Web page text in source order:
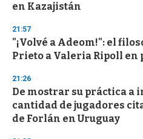
en Kazajistán
21:57
"¡Volvé a Adeom!": el
Prieto a Valeria Ripoll en
21:26
De mostrar su práctica a
cantidad de jugadores
de Forlán en Uruguay